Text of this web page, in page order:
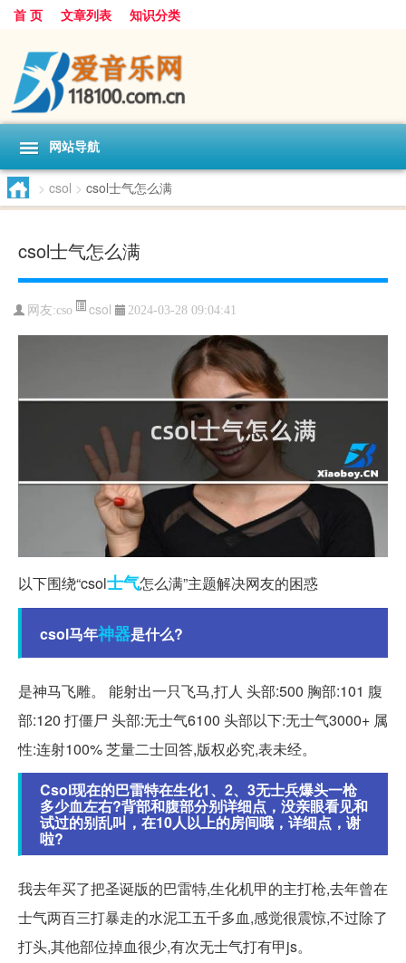
首 页 文章列表 知识分类
网站导航
> csol > csol士气怎么满
csol士气怎么满
网友:cso csol 2024-03-28 09:04:41
以下围绕“csol士气怎么满”主题解决网友的困惑
csol马年神器是什么?
是神马飞雕。 能射出一只飞马,打人 头部:500 胸部:101 腹
部:120 打僵尸 头部:无士气6100 头部以下:无士气3000+ 属
性:连射100% 芝量二士回答,版权必究,表未经。
Csol现在的巴雷特在生化1、2、3无士兵爆头一枪
多少血左右?背部和腹部分别详细点，没亲眼看见和
试过的别乱叫，在10人以上的房间哦，详细点，谢
啦?
我去年买了把圣诞版的巴雷特,生化机甲的主打枪,去年曾在
士气两百三打暴走的水泥工五千多血,感觉很震惊,不过除了
打头,其他部位掉血很少,有次无士气打有甲js。